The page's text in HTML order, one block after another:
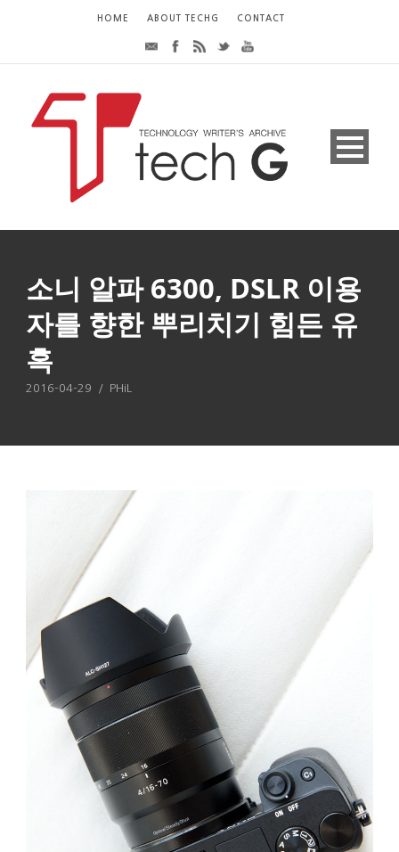
HOME ABOUT TECHG CONTACT
소니 알파 6300, DSLR 이용
자를 향한 뿌리치기 힘든 유
혹
2016-04-29 / PHiL